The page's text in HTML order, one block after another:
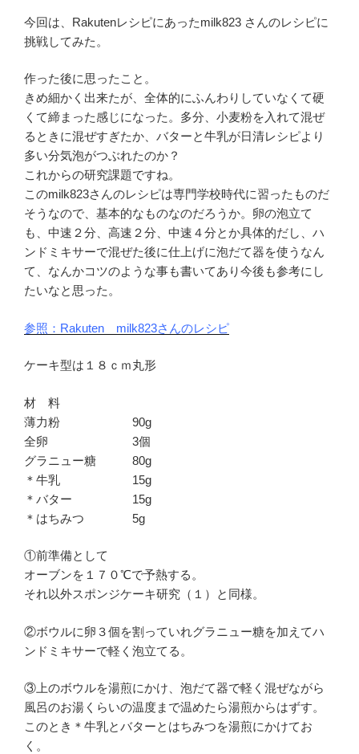
今回は、Rakutenレシピにあったmilk823 さんのレシピに
挑戦してみた。
作った後に思ったこと。
きめ細かく出来たが、全体的にふんわりしていなくて硬
くて締まった感じになった。多分、小麦粉を入れて混ぜ
るときに混ぜすぎたか、バターと牛乳が日清レシピより
多い分気泡がつぶれたのか？
これからの研究課題ですね。
このmilk823さんのレシピは専門学校時代に習ったものだ
そうなので、基本的なものなのだろうか。卵の泡立て
も、中速２分、高速２分、中速４分とか具体的だし、ハ
ンドミキサーで混ぜた後に仕上げに泡だて器を使うなん
て、なんかコツのような事も書いてあり今後も参考にし
たいなと思った。
参照：Rakuten milk823さんのレシピ
ケーキ型は１８ｃｍ丸形
材 料
薄力粉 90g
全卵 3個
グラニュー糖 80g
＊牛乳 15g
＊バター 15g
＊はちみつ 5g
①前準備として
オーブンを１７０℃で予熱する。
それ以外スポンジケーキ研究（１）と同様。
②ボウルに卵３個を割っていれグラニュー糖を加えてハ
ンドミキサーで軽く泡立てる。
③上のボウルを湯煎にかけ、泡だて器で軽く混ぜながら
風呂のお湯くらいの温度まで温めたら湯煎からはずす。
このとき＊牛乳とバターとはちみつを湯煎にかけてお
く。